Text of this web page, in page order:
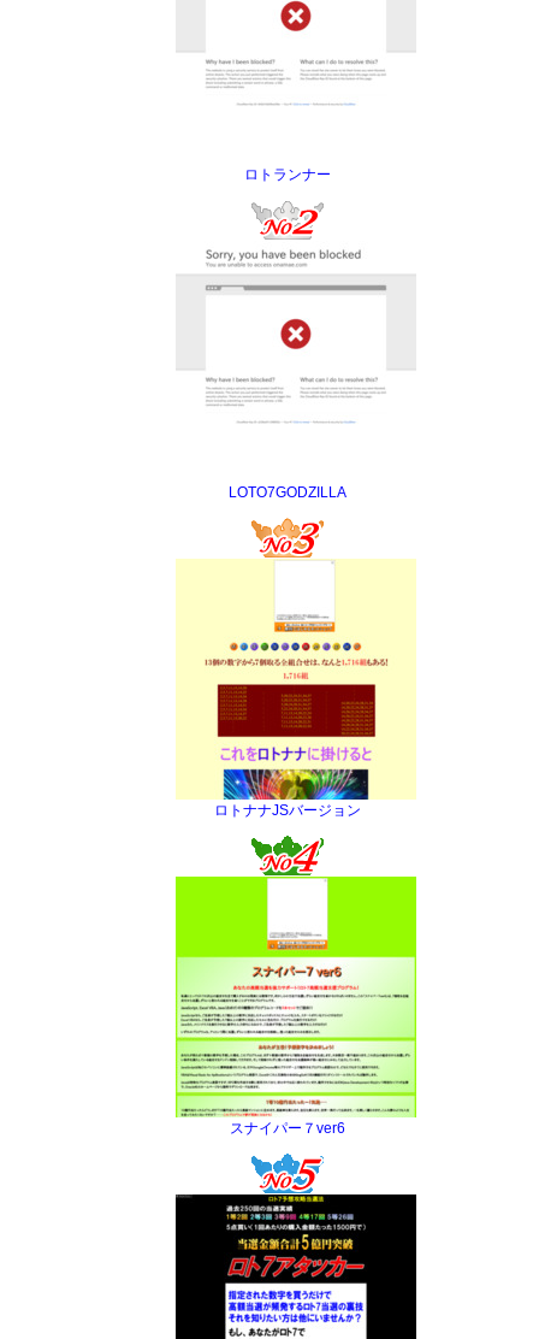
ロトランナー
LOTO7GODZILLA
ロトナナJSバージョン
スナイパー７ver6